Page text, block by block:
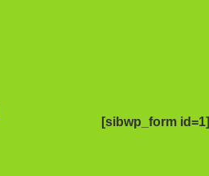
[sibwp_form id=1]